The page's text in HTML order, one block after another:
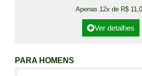
Apenas 12x de R$
Ver detalhes
PARA HOMENS